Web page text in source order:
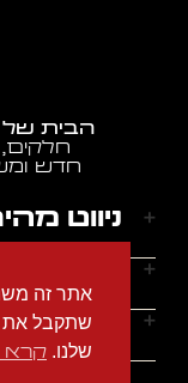
הבית של
חלקים,
חדש
ניווט
דף הבית
אודותינו
הצהרת נגישות
מדיניות הפרטיות
ראשון - חמישי: 9:00-18:00
יצירת
שתקבל את
שלנו. קרא